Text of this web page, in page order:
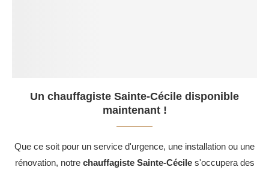
Un chauffagiste Sainte-Cécile disponible
maintenant !
Que ce soit pour un service d'urgence, une installation ou une
rénovation, notre chauffagiste Sainte-Céciles'occupera des